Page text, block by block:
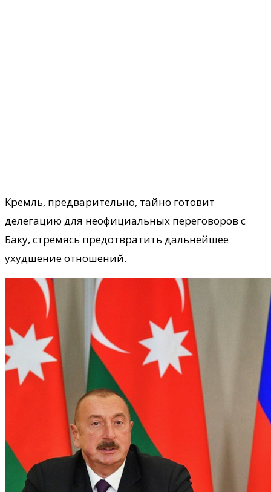
​Кремль, предварительно, тайно готовит
делегацию для неофициальных переговоров с
Баку, стремясь предотвратить дальнейшее
ухудшение отношений.